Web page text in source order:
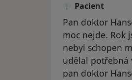
Pacient
Pan doktor
moc nejde. Rok
nebyl schopen
udělal potřebná
pan doktor